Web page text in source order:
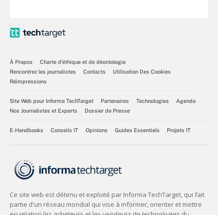
À Propos
Charte d’éthique et de déontologie
Rencontrez les journalistes
Contacts
Utilisation Des Cookies
Réimpressions
Site Web pour Informa TechTarget Partenaires Technologies
Agenda
Nos Journalistes et Experts
Dossier de Presse
E-Handbooks Conseils IT Opinions Guides Essentiels Projets IT